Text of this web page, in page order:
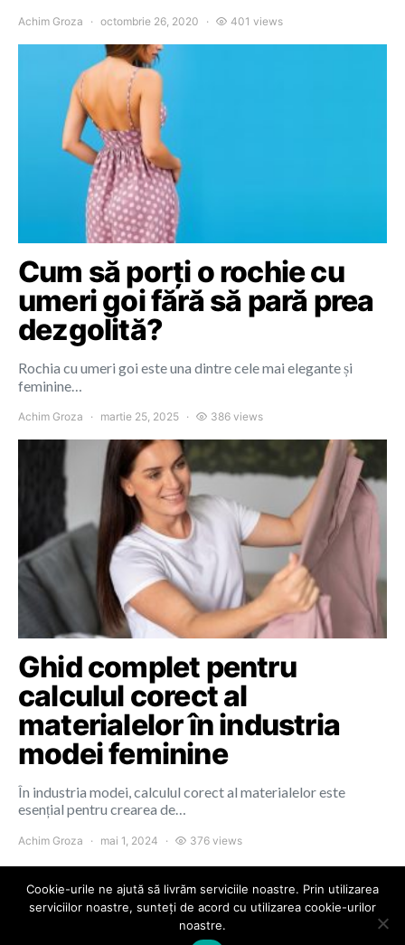
Achim Groza octombrie 26, 2020 401 views
Cum să porți o rochie cu
umeri goi fără să pară prea
dezgolită?
Rochia cu umeri goi este una dintre cele mai elegante și
feminine…
Achim Groza martie 25, 2025 386 views
Ghid complet pentru
calculul corect al
materialelor în industria
modei feminine
În industria modei, calculul corect al materialelor este
esențial pentru crearea de…
Achim Groza mai 1, 2024 376 views
Colours of Cluj
Cookie-urile ne ajută să livrăm serviciile noastre. Prin utilizarea
serviciilor noastre, sunteți de acord cu utilizarea cookie-urilor
noastre.